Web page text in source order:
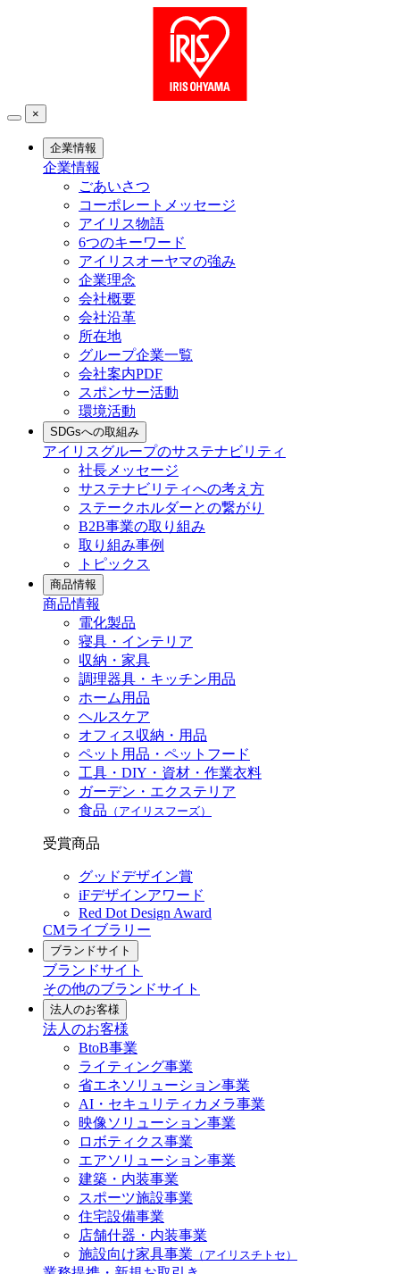
×
企業情報
企業情報
ごあいさつ
コーポレートメッセージ
アイリス物語
6つのキーワード
アイリスオーヤマの強み
企業理念
会社概要
会社沿革
所在地
グループ企業一覧
会社案内PDF
スポンサー活動
環境活動
SDGsへの取組み
アイリスグループのサステナビリティ
社長メッセージ
サステナビリティへの考え方
ステークホルダーとの繋がり
B2B事業の取り組み
取り組み事例
トピックス
商品情報
商品情報
電化製品
寝具・インテリア
収納・家具
調理器具・キッチン用品
ホーム用品
ヘルスケア
オフィス収納・用品
ペット用品・ペットフード
工具・DIY・資材・作業衣料
ガーデン・エクステリア
食品 （アイリスフーズ）
受賞商品
グッドデザイン賞
iFデザインアワード
Red Dot Design Award
CMライブラリー
ブランドサイト
ブランドサイト
その他のブランドサイト
法人のお客様
法人のお客様
BtoB事業
ライティング事業
省エネソリューション事業
AI・セキュリティカメラ事業
映像ソリューション事業
ロボティクス事業
エアソリューション事業
建築・内装事業
スポーツ施設事業
住宅設備事業
店舗什器・内装事業
施設向け家具事業 （アイリスチトセ）